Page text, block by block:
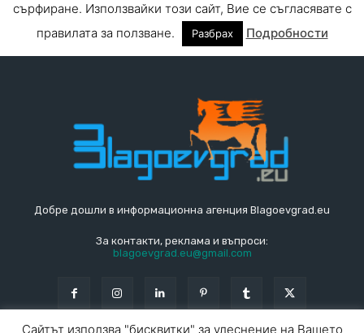
Добре дошли в информационна агенция Blagoevgrad.eu
За контакти, реклама и въпроси:
blagoevgrad.eu@gmail.com